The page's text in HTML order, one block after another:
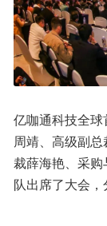
亿咖通科技全
周靖、高级副
裁薛海艳、采
队出席了大会，